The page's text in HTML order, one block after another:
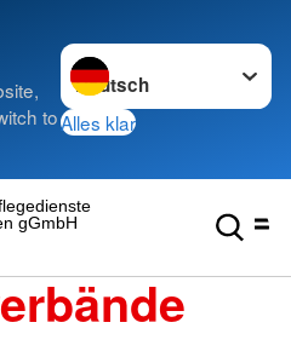
to
Sprache wechseln zu
Alles klar
gGmbH